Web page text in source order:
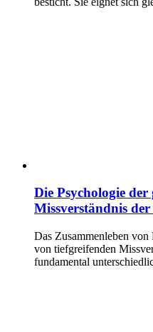
Die Psychologie
Missverständnis
Das Zusammenleben
von tiefgreifenden
fundamental